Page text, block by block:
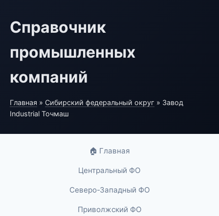
Справочник
промышленных
компаний
Главная » Сибирский федеральный округ » Завод
Industrial Точмаш
🏠 Главная
Центральный ФО
Северо-Западный ФО
Приволжский ФО